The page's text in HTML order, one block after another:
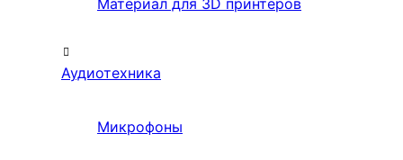
Материал для 3D принтеров
Аудиотехника
Микрофоны